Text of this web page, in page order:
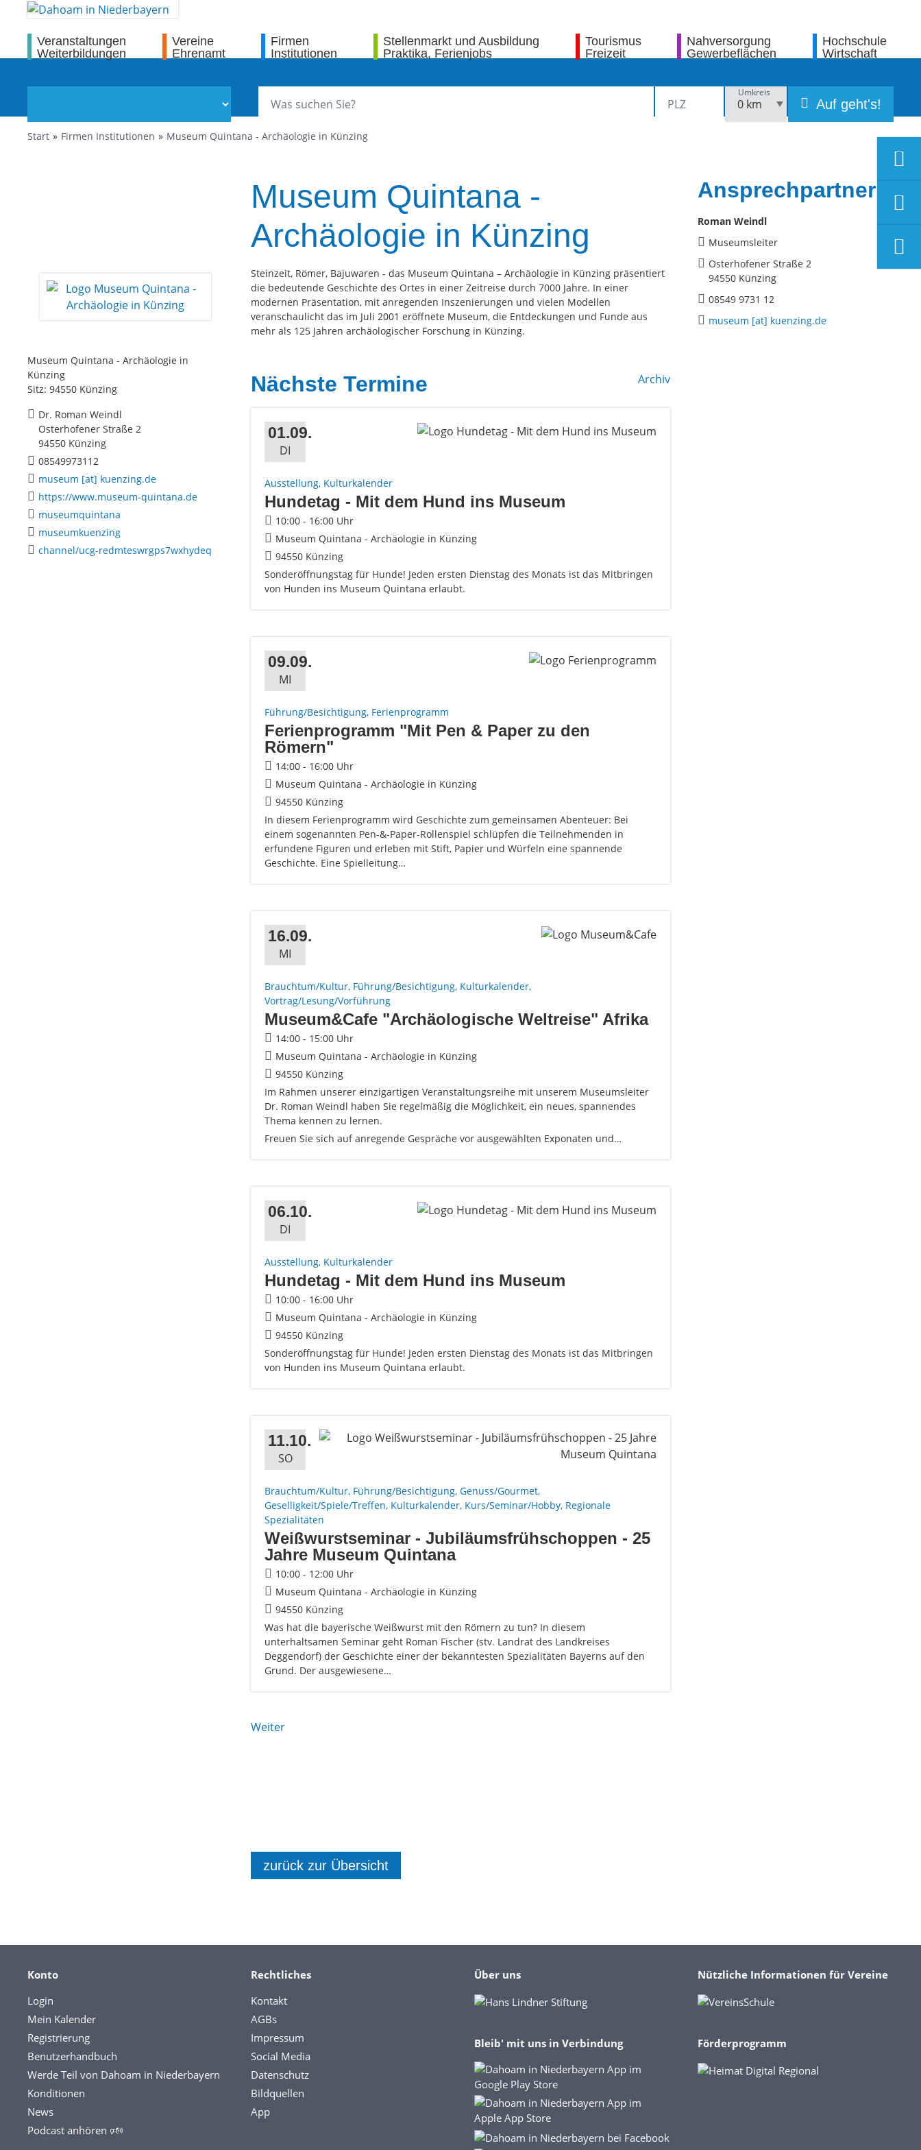
Veranstaltungen
Weiterbildungen
Vereine
Ehrenamt
Firmen
Institutionen
Stellenmarkt und Ausbildung
Praktika, Ferienjobs
Tourismus
Freizeit
Nahversorgung
Gewerbeflächen
Hochschule
Wirtschaft
Umkreis
Auf geht's!
Start Firmen Institutionen Museum Quintana - Archäologie in Künzing
Museum Quintana - Archäologie in
Künzing
Sitz: 94550 Künzing
Dr. Roman Weindl
Osterhofener Straße 2
94550 Künzing
08549973112
museum [at] kuenzing.de
https://www.museum-quintana.de
museumquintana
museumkuenzing
channel/ucg-redmteswrgps7wxhydeq
Museum Quintana -
Archäologie in Künzing
Steinzeit, Römer, Bajuwaren - das Museum Quintana – Archäologie in Künzing präsentiert
die bedeutende Geschichte des Ortes in einer Zeitreise durch 7000 Jahre. In einer
modernen Präsentation, mit anregenden Inszenierungen und vielen Modellen
veranschaulicht das im Juli 2001 eröffnete Museum, die Entdeckungen und Funde aus
mehr als 125 Jahren archäologischer Forschung in Künzing.
Nächste Termine Archiv
01.09.
DI
Ausstellung, Kulturkalender
Hundetag - Mit dem Hund ins Museum
10:00 - 16:00 Uhr
Museum Quintana - Archäologie in Künzing
94550 Künzing
Sonderöffnungstag für Hunde! Jeden ersten Dienstag des Monats ist das Mitbringen
von Hunden ins Museum Quintana erlaubt.
09.09.
MI
Führung/Besichtigung, Ferienprogramm
Ferienprogramm "Mit Pen & Paper zu den
Römern"
14:00 - 16:00 Uhr
Museum Quintana - Archäologie in Künzing
94550 Künzing
In diesem Ferienprogramm wird Geschichte zum gemeinsamen Abenteuer: Bei
einem sogenannten Pen-&-Paper-Rollenspiel schlüpfen die Teilnehmenden in
erfundene Figuren und erleben mit Stift, Papier und Würfeln eine spannende
Geschichte. Eine Spielleitung…
16.09.
MI
Brauchtum/Kultur, Führung/Besichtigung, Kulturkalender,
Vortrag/Lesung/Vorführung
Museum&Cafe "Archäologische Weltreise" Afrika
14:00 - 15:00 Uhr
Museum Quintana - Archäologie in Künzing
94550 Künzing
Im Rahmen unserer einzigartigen Veranstaltungsreihe mit unserem Museumsleiter
Dr. Roman Weindl haben Sie regelmäßig die Möglichkeit, ein neues, spannendes
Thema kennen zu lernen.
Freuen Sie sich auf anregende Gespräche vor ausgewählten Exponaten und…
06.10.
DI
Ausstellung, Kulturkalender
Hundetag - Mit dem Hund ins Museum
10:00 - 16:00 Uhr
Museum Quintana - Archäologie in Künzing
94550 Künzing
Sonderöffnungstag für Hunde! Jeden ersten Dienstag des Monats ist das Mitbringen
von Hunden ins Museum Quintana erlaubt.
11.10.
SO
Brauchtum/Kultur, Führung/Besichtigung, Genuss/Gourmet,
Geselligkeit/Spiele/Treffen, Kulturkalender, Kurs/Seminar/Hobby, Regionale
Spezialitäten
Weißwurstseminar - Jubiläumsfrühschoppen - 25
Jahre Museum Quintana
10:00 - 12:00 Uhr
Museum Quintana - Archäologie in Künzing
94550 Künzing
Was hat die bayerische Weißwurst mit den Römern zu tun? In diesem
unterhaltsamen Seminar geht Roman Fischer (stv. Landrat des Landkreises
Deggendorf) der Geschichte einer der bekanntesten Spezialitäten Bayerns auf den
Grund. Der ausgewiesene…
Weiter
zurück zur Übersicht
Ansprechpartner
Roman Weindl
Museumsleiter
Osterhofener Straße 2
94550 Künzing
08549 9731 12
museum [at] kuenzing.de
Konto
Login
Mein Kalender
Registrierung
Benutzerhandbuch
Werde Teil von Dahoam in Niederbayern
Konditionen
News
Podcast anhören 🕬
Rechtliches
Kontakt
AGBs
Impressum
Social Media
Datenschutz
Bildquellen
App
Über uns
Bleib' mit uns in Verbindung
Nützliche Informationen für Vereine
Förderprogramm